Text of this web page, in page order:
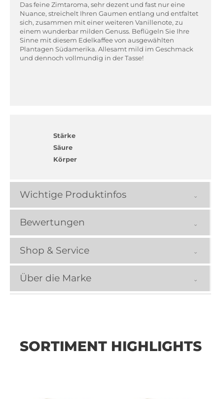
Das feine Zimtaroma, sehr dezent und fast nur eine
Nuance, streichelt Ihren Gaumen entlang und entfaltet
sich, zusammen mit einer weiteren Vanillenote, zu
einem wunderbar milden Genuss. Beflügeln Sie Ihre
Sinne mit diesem Edelkaffee von ausgewählten
Plantagen Südamerika. Allesamt mild im Geschmack
und dennoch vollmundig in der Tasse!
Stärke
Säure
Körper
Wichtige Produktinfos
Bewertungen
Shop & Service
Über die Marke
SORTIMENT HIGHLIGHTS